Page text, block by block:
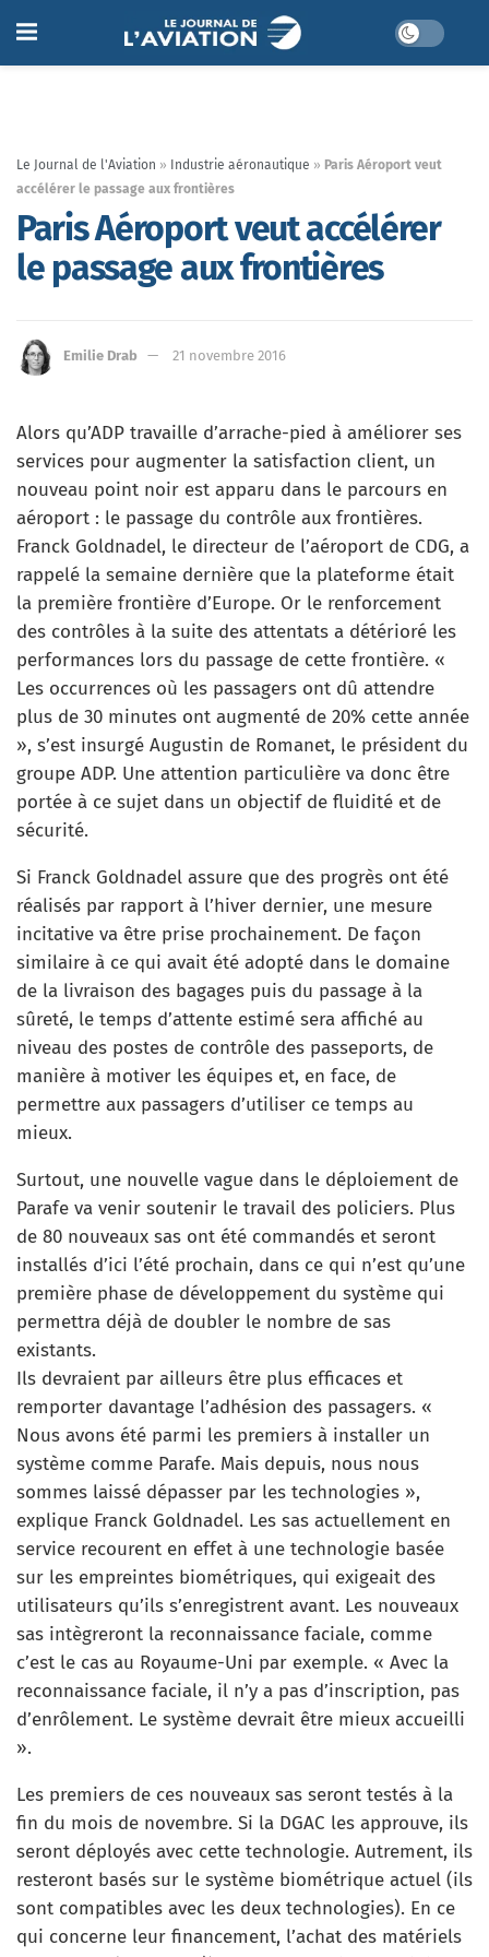
Le Journal de l'Aviation » Industrie aéronautique » Paris Aéroport veut
accélérer le passage aux frontières
Paris Aéroport veut accélérer
le passage aux frontières
Emilie Drab 21 novembre 2016
Alors qu’ADP travaille d’arrache-pied à améliorer ses
services pour augmenter la satisfaction client, un
nouveau point noir est apparu dans le parcours en
aéroport : le passage du contrôle aux frontières.
Franck Goldnadel, le directeur de l’aéroport de CDG, a
rappelé la semaine dernière que la plateforme était
la première frontière d’Europe. Or le renforcement
des contrôles à la suite des attentats a détérioré les
performances lors du passage de cette frontière. «
Les occurrences où les passagers ont dû attendre
plus de 30 minutes ont augmenté de 20% cette année
», s’est insurgé Augustin de Romanet, le président du
groupe ADP. Une attention particulière va donc être
portée à ce sujet dans un objectif de fluidité et de
sécurité.
Si Franck Goldnadel assure que des progrès ont été
réalisés par rapport à l’hiver dernier, une mesure
incitative va être prise prochainement. De façon
similaire à ce qui avait été adopté dans le domaine
de la livraison des bagages puis du passage à la
sûreté, le temps d’attente estimé sera affiché au
niveau des postes de contrôle des passeports, de
manière à motiver les équipes et, en face, de
permettre aux passagers d’utiliser ce temps au
mieux.
Surtout, une nouvelle vague dans le déploiement de
Parafe va venir soutenir le travail des policiers. Plus
de 80 nouveaux sas ont été commandés et seront
installés d’ici l’été prochain, dans ce qui n’est qu’une
première phase de développement du système qui
permettra déjà de doubler le nombre de sas
existants.
Ils devraient par ailleurs être plus efficaces et
remporter davantage l’adhésion des passagers. «
Nous avons été parmi les premiers à installer un
système comme Parafe. Mais depuis, nous nous
sommes laissé dépasser par les technologies »,
explique Franck Goldnadel. Les sas actuellement en
service recourent en effet à une technologie basée
sur les empreintes biométriques, qui exigeait des
utilisateurs qu’ils s’enregistrent avant. Les nouveaux
sas intègreront la reconnaissance faciale, comme
c’est le cas au Royaume-Uni par exemple. « Avec la
reconnaissance faciale, il n’y a pas d’inscription, pas
d’enrôlement. Le système devrait être mieux accueilli
».
Les premiers de ces nouveaux sas seront testés à la
fin du mois de novembre. Si la DGAC les approuve, ils
seront déployés avec cette technologie. Autrement, ils
resteront basés sur le système biométrique actuel (ils
sont compatibles avec les deux technologies). En ce
qui concerne leur financement, l’achat des matériels